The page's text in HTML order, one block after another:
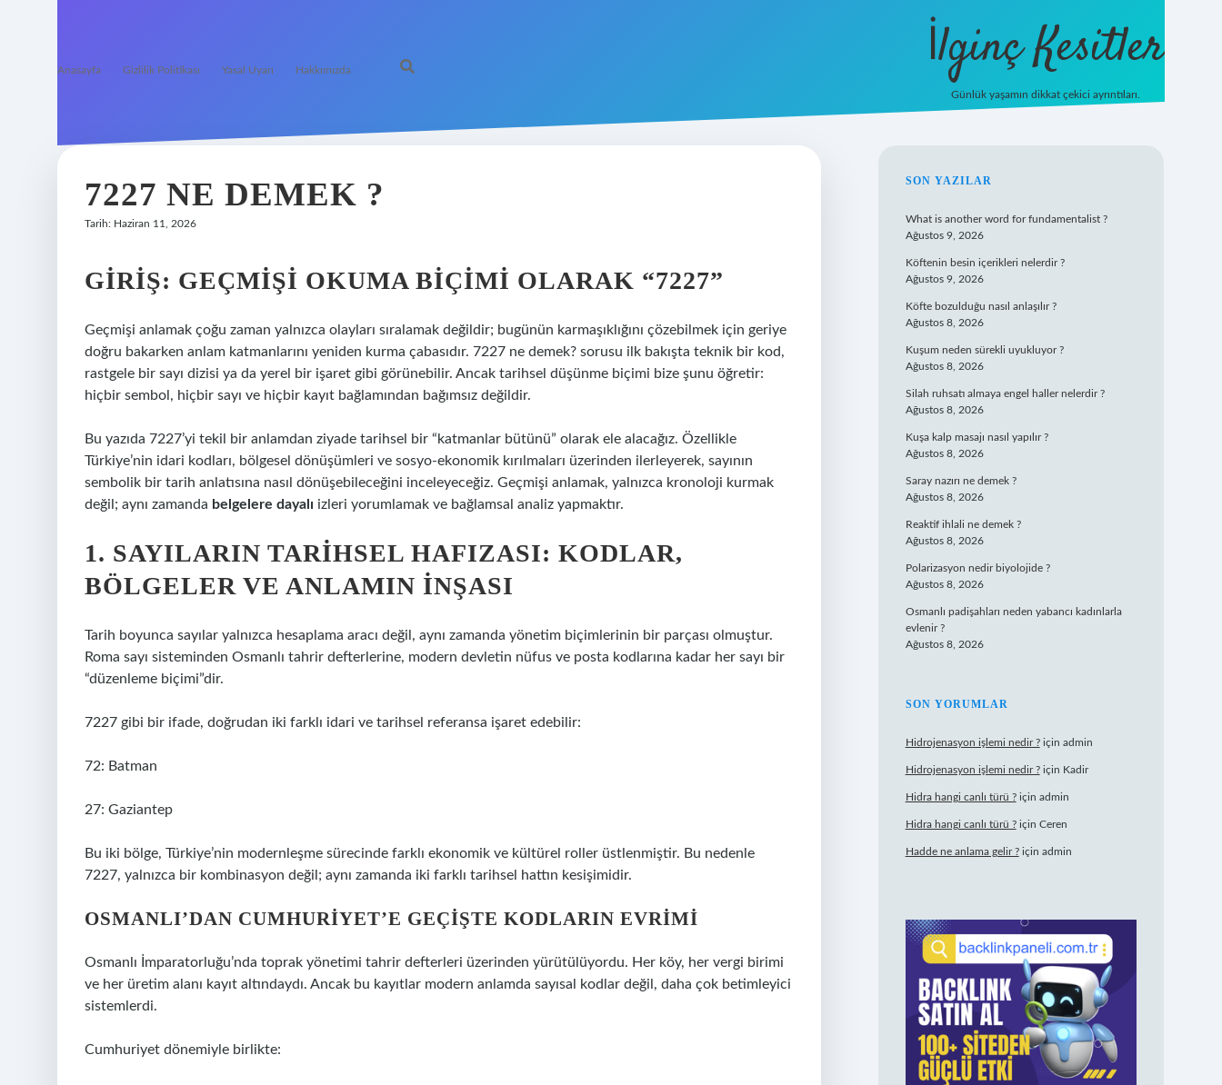
Anasayfa Gizlilik Politikası Yasal Uyarı Hakkımızda İlginç Kesitler
Günlük yaşamın dikkat çekici ayrıntıları.
7227 NE DEMEK ?
Tarih: Haziran 11, 2026
GIRIŞ: GEÇMIŞI OKUMA BIÇIMI OLARAK “7227”
Geçmişi anlamak çoğu zaman yalnızca olayları sıralamak değildir; bugünün karmaşıklığını çözebilmek için geriye
doğru bakarken anlam katmanlarını yeniden kurma çabasıdır. 7227 ne demek? sorusu ilk bakışta teknik bir kod,
rastgele bir sayı dizisi ya da yerel bir işaret gibi görünebilir. Ancak tarihsel düşünme biçimi bize şunu öğretir:
hiçbir sembol, hiçbir sayı ve hiçbir kayıt bağlamından bağımsız değildir.
Bu yazıda 7227’yi tekil bir anlamdan ziyade tarihsel bir “katmanlar bütünü” olarak ele alacağız. Özellikle
Türkiye’nin idari kodları, bölgesel dönüşümleri ve sosyo-ekonomik kırılmaları üzerinden ilerleyerek, sayının
sembolik bir tarih anlatısına nasıl dönüşebileceğini inceleyeceğiz. Geçmişi anlamak, yalnızca kronoloji kurmak
değil; aynı zamanda belgelere dayalı izleri yorumlamak ve bağlamsal analiz yapmaktır.
1. SAYILARIN TARIHSEL HAFIZASI: KODLAR,
BÖLGELER VE ANLAMIN İNŞASI
Tarih boyunca sayılar yalnızca hesaplama aracı değil, aynı zamanda yönetim biçimlerinin bir parçası olmuştur.
Roma sayı sisteminden Osmanlı tahrir defterlerine, modern devletin nüfus ve posta kodlarına kadar her sayı bir
“düzenleme biçimi”dir.
7227 gibi bir ifade, doğrudan iki farklı idari ve tarihsel referansa işaret edebilir:
72: Batman
27: Gaziantep
Bu iki bölge, Türkiye’nin modernleşme sürecinde farklı ekonomik ve kültürel roller üstlenmiştir. Bu nedenle
7227, yalnızca bir kombinasyon değil; aynı zamanda iki farklı tarihsel hattın kesişimidir.
OSMANLI’DAN CUMHURIYET’E GEÇIŞTE KODLARIN EVRIMI
Osmanlı İmparatorluğu’nda toprak yönetimi tahrir defterleri üzerinden yürütülüyordu. Her köy, her vergi birimi
ve her üretim alanı kayıt altındaydı. Ancak bu kayıtlar modern anlamda sayısal kodlar değil, daha çok betimleyici
sistemlerdi.
Cumhuriyet dönemiyle birlikte:
SIDEBAR
SON YAZILAR
What is another word for fundamentalist ?
Ağustos 9, 2026
Köftenin besin içerikleri nelerdir ?
Ağustos 9, 2026
Köfte bozulduğu nasıl anlaşılır ?
Ağustos 8, 2026
Kuşum neden sürekli uyukluyor ?
Ağustos 8, 2026
Silah ruhsatı almaya engel haller nelerdir ?
Ağustos 8, 2026
Kuşa kalp masajı nasıl yapılır ?
Ağustos 8, 2026
Saray nazırı ne demek ?
Ağustos 8, 2026
Reaktif ihlali ne demek ?
Ağustos 8, 2026
Polarizasyon nedir biyolojide ?
Ağustos 8, 2026
Osmanlı padişahları neden yabancı kadınlarla
evlenir ?
Ağustos 8, 2026
SON YORUMLAR
Hidrojenasyon işlemi nedir ?için admin
Hidrojenasyon işlemi nedir ?için Kadir
Hidra hangi canlı türü ?için admin
Hidra hangi canlı türü ?için Ceren
Hadde ne anlama gelir ?için admin